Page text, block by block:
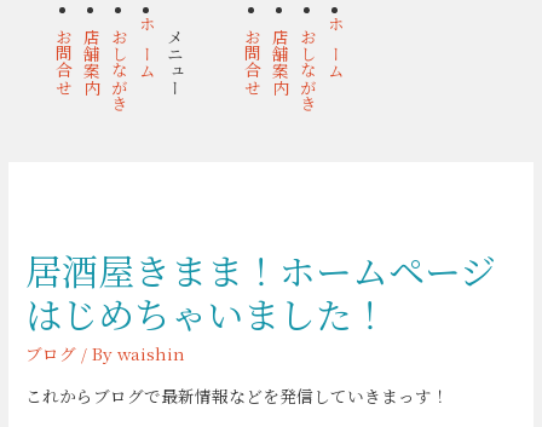
ホーム
おしながき
店舗案内
お問合せ
メニュー
ホーム
おしながき
店舗案内
お問合せ
居酒屋きまま！ホームページ
はじめちゃいました！
ブログ / Bywaishin
これからブログで最新情報などを発信していきまっす！